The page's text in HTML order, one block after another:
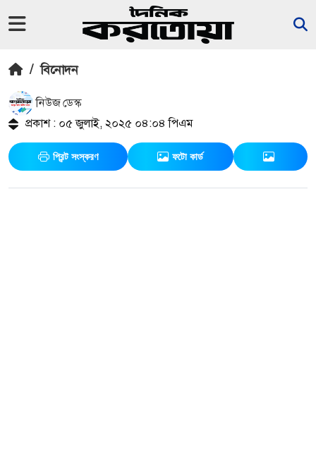
/ বিনোদন
নিউজ ডেস্ক
প্রকাশ : ০৫ জুলাই, ২০২৫ ০৪:০৪ পিএম
প্রিন্ট সংস্করণ ফটো কার্ড